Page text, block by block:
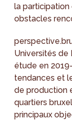
la
obstacles
Universités de
étude en
tendances et
de production
quartiers
principaux